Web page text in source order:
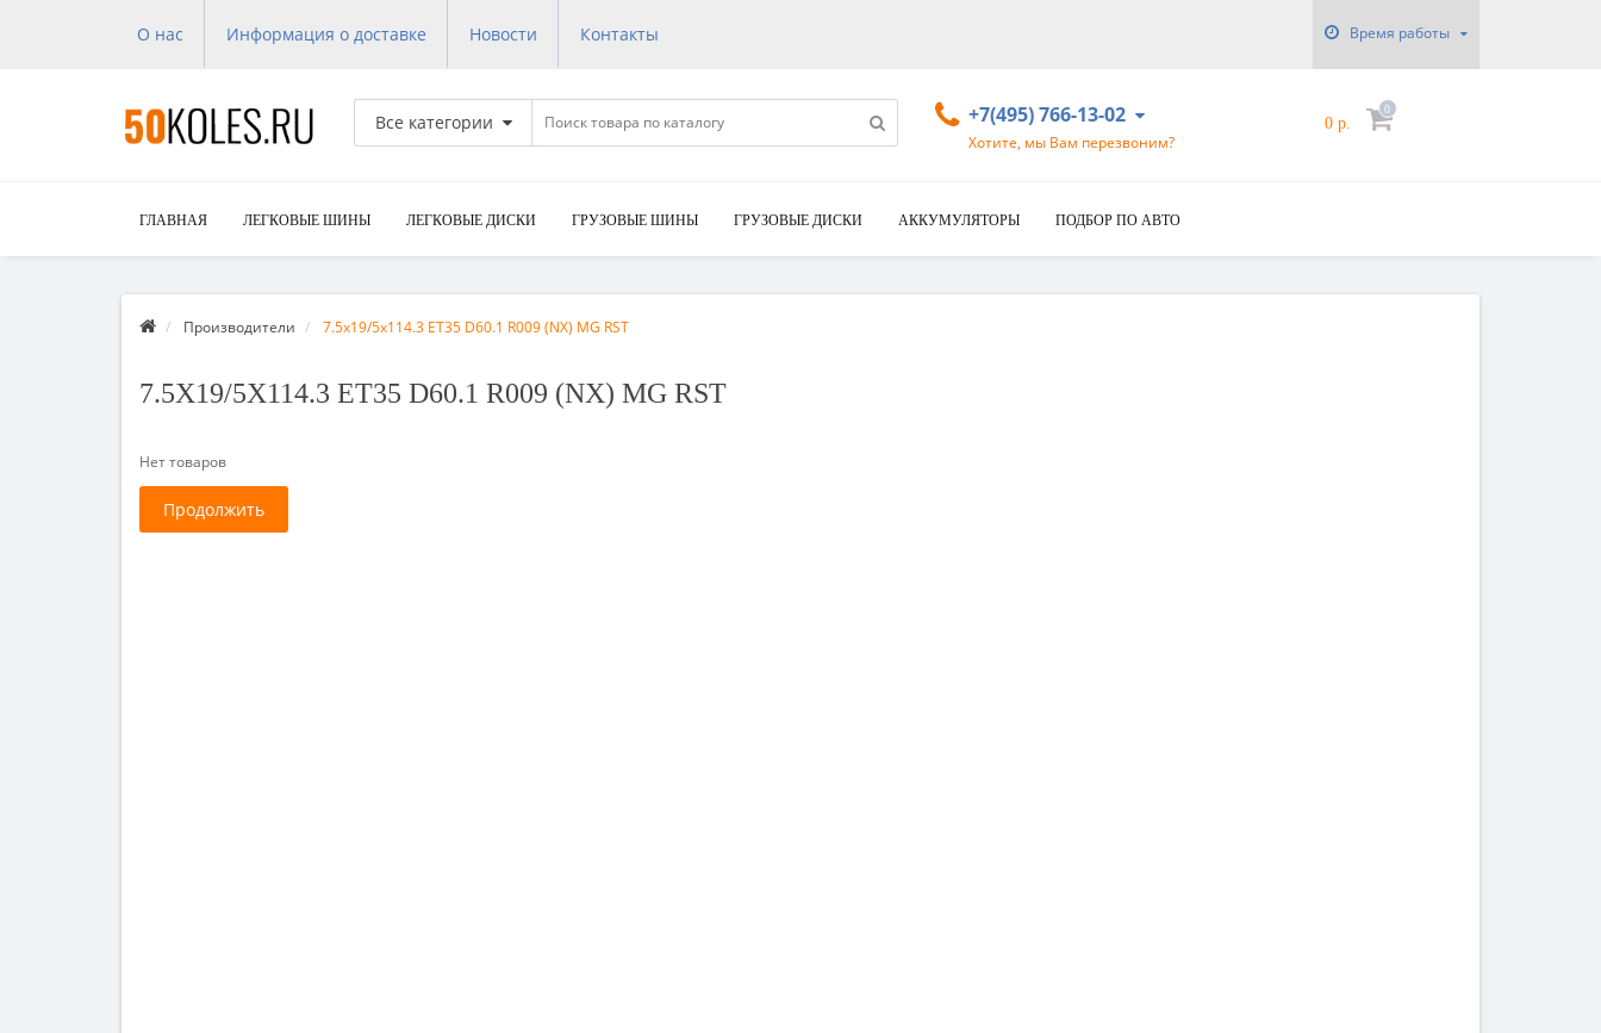
О нас Информация о доставке Новости Контакты Время работы
Все категории +7(495) 766-13-02
Хотите, мы Вам перезвоним?
0 р.
0
ГЛАВНАЯ ЛЕГКОВЫЕ ШИНЫ ЛЕГКОВЫЕ ДИСКИ ГРУЗОВЫЕ ШИНЫ ГРУЗОВЫЕ ДИСКИ АККУМУЛЯТОРЫ ПОДБОР ПО АВТО
Производители 7.5x19/5x114.3 ET35 D60.1 R009 (NX) MG RST
7.5X19/5X114.3 ET35 D60.1 R009 (NX) MG RST
Нет товаров
Продолжить